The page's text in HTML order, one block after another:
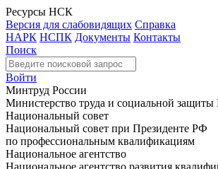
Ресурсы НСК
Версия для слабовидящих Справка
НАРК НСПК Документы Контакты
Поиск
Войти
Минтруд России
Министерство труда и социальной
Национальный совет
Национальный совет при Президенте РФ
по профессиональным квалификациям
Национальное агентство
Национальное агентство развития